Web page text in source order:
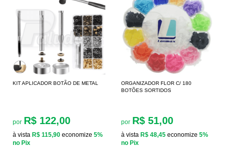
KIT APLICADOR BOTÃO DE METAL
por R$ 122,00
à vista R$ 115,90 economize 5%
no Pix
ORGANIZADOR FLOR C/ 180
BOTÕES SORTIDOS
por R$ 51,00
à vista R$ 48,45 economize 5%
no Pix